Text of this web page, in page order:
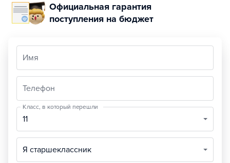
Официальная гарантия
поступления на бюджет
Имя
Телефон
Класс, в который перешли
11
Я старшеклассник